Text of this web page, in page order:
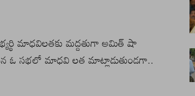
మాధవిలతకు మద్దతుగా అమిత్ షా
ఓ సభలో మాధవి లత మాట్లాడుతుండగా..